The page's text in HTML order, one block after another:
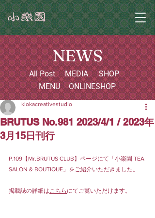
NEWS
All Post
MENU
MEDIA
SHOP
ONLINESHOP
BRUTUS No.981 2023/4/1 / 2023年
3月15日刊行
klokacreativestudio
P.109【Mr.BRUTUS CLUB】ページにて「小楽園 TEA
SALON & BOUTIQUE」をご紹介いただきました。
掲載誌の詳細はこちら にてご覧いただけます。